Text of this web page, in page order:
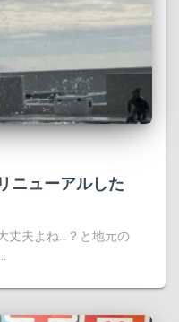
ニューアルした
丈夫よね…？と地元の